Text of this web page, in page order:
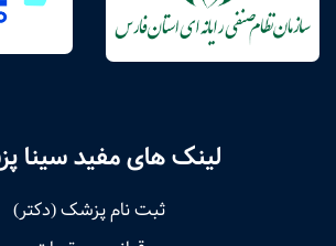
لینک های مفید سینا
ثبت نام پزشک (دکتر)